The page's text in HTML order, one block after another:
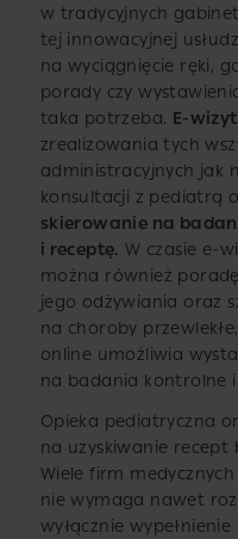
w tradycyjnych
tej innowacyjnej
na wyciągnięcie ręki,
porady czy
taka potrzeba. E-
zrealizowania tych
administracyjnych jak
konsultacji z pediatrą
skierowanie na
i receptę. W czasie e-
można również
jego odżywiania oraz
na choroby
online umożliwia
na badania kontrolne
Opieka pediatryczna
na uzyskiwanie recept
Wiele firm
nie wymaga nawet
wyłącznie